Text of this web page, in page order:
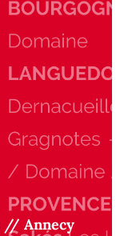
// Annecy